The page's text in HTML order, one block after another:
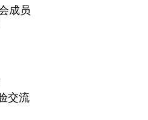
成员
交流